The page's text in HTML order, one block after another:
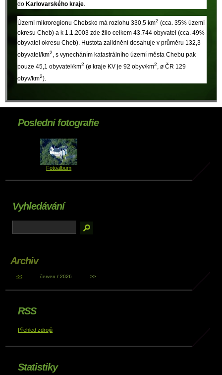
do Karlovarského kraje.
Území mikroregionu Chebsko má rozlohu 330,5 km2 (cca. 35% území
okresu Cheb) a k 1.1.2003 zde žilo celkem 43.744 obyvatel (cca. 49%
obyvatel okresu Cheb). Hustota zalidnění dosahuje v průměru 132,3
obyvatel/km2
, s vynecháním katastrálního území města Chebu pak
pouze 45,1 obyvatel/km2 (ø kraje KV je 92 obyv/km2
, ø ČR 129
obyv/km2).
Poslední fotografie
Fotoalbum
Vyhledávání
Archiv
<< červen / 2026 >>
RSS
Přehled zdrojů
Statistiky